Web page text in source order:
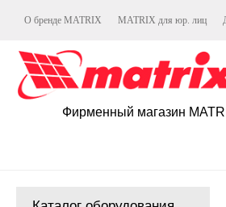
О бренде MATRIX MATRIX для юр. лиц
Фирменный магазин